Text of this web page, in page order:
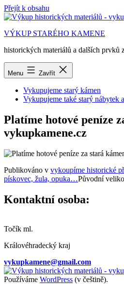
Přejít k obsahu
VÝKUP STARÉHO KAMENE
historických materiálů a dalších prvků
Menu Zavřít
Vykupujeme starý kámen
Vykupujeme také starý nábytek
Platíme hotové peníze
vykupkamene.cz
Publikováno v vykoupíme historické
pískovec, žula, opuka…Původní
Kontaktní osoba:
Točík ml.
Královéhradecký kraj
vykupkamene@gmail.com
Používáme WordPress (v češtině).